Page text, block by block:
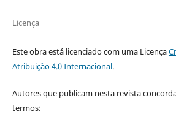
Licença
Este obra está licenciado com uma Licença
Atribuição 4.0 Internacional.
Autores que publicam nesta revista
termos: